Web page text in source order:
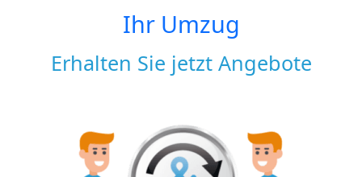
Ihr Umzug
Erhalten Sie jetzt Angebote